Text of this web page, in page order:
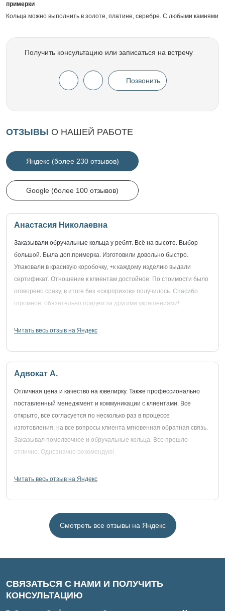
примерки
Кольца можно выполнить в золоте, платине, серебре. С любыми камнями
Получить консультацию или записаться на встречу
Позвонить
ОТЗЫВЫ О НАШЕЙ РАБОТЕ
Яндекс (более 230 отзывов)
Google (более 100 отзывов)
Анастасия Николаевна
Заказывали обручальные кольца у ребят. Всё на высоте. Выбор
большой. Была доп.примерка. Изготовили довольно быстро.
Упаковали в красивую коробочку, +к каждому изделию выдали
сертификат. Отношение к клиентам достойное. По стоимости было
оговорено сразу, в итоге без «сюрпризов» получилось. Спасибо
огромное, обязательно придём за другими украшениями!
Читать весь отзыв на Яндекс
Адвокат А.
Отличная цена и качество на ювелирку. Также профессионально
поставленный менеджмент и коммуникации с клиентами. Все
открыто, все согласуется по несколько раз в процессе
изготовления, на все вопросы клиента мгновенная обратная связь.
Заказывал помолвочное и обручальные кольца. Все прошло
отлично. Однозначно рекомендую!
Читать весь отзыв на Яндекс
Смотреть все отзывы на Яндекс
СВЯЗАТЬСЯ С НАМИ И ПОЛУЧИТЬ
КОНСУЛЬТАЦИЮ